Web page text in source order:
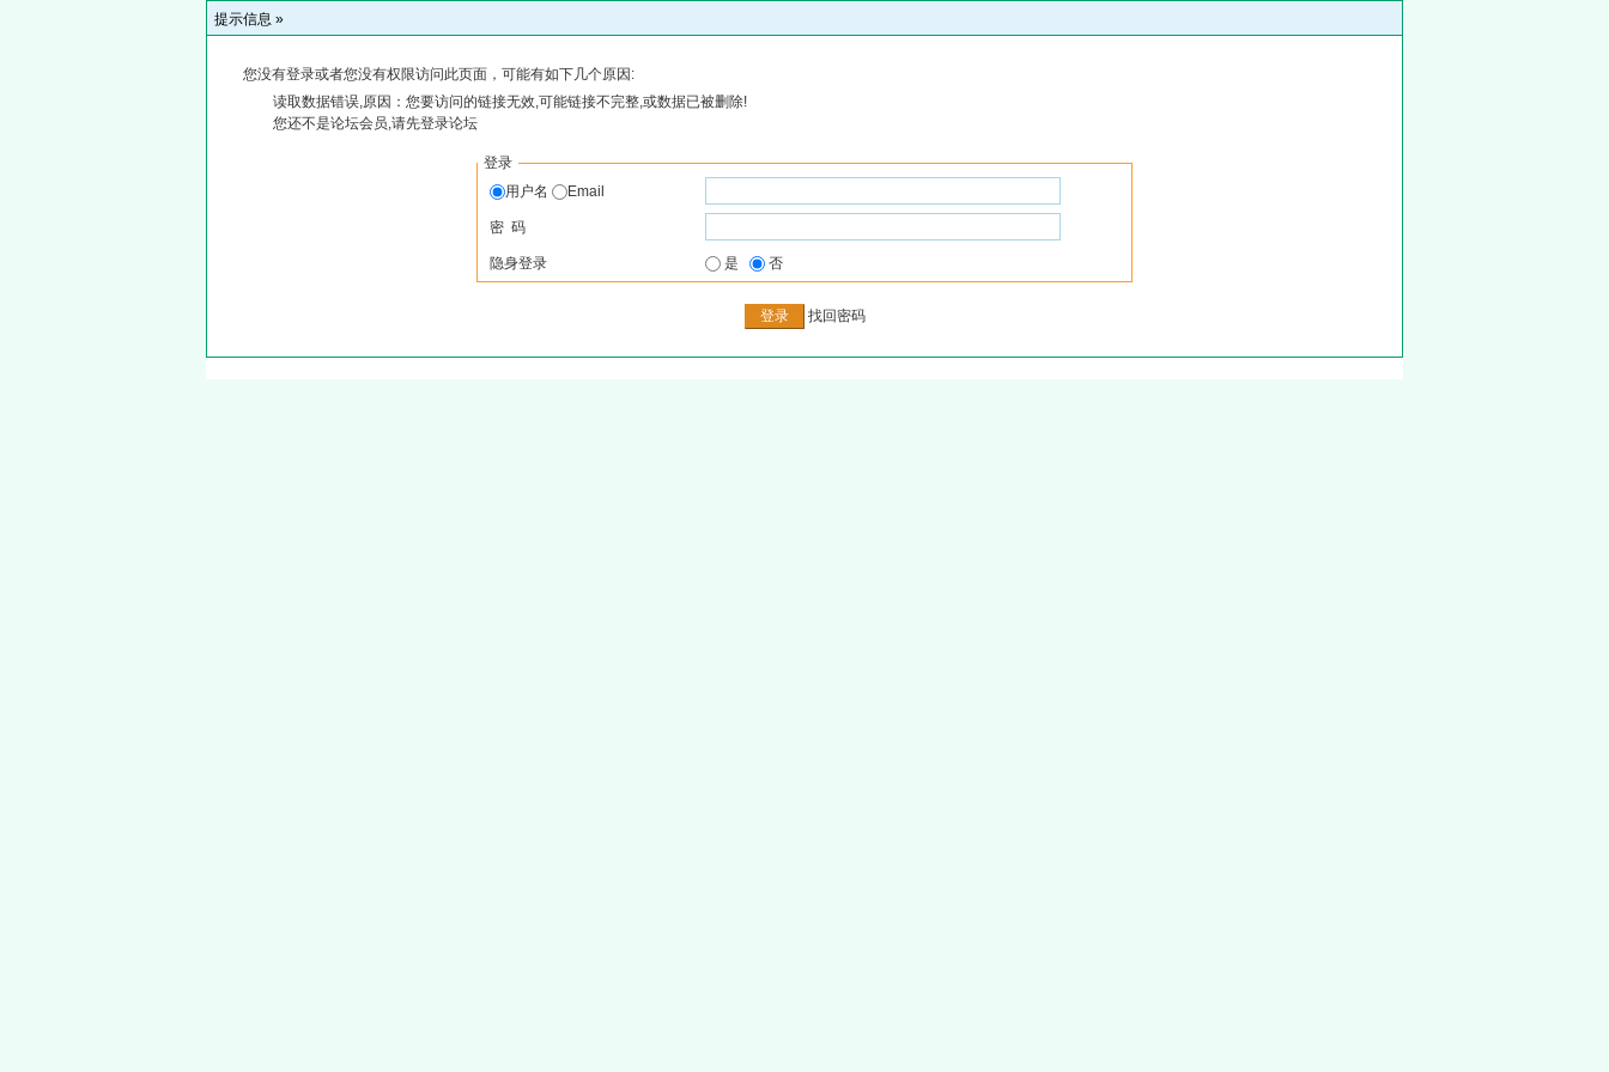
提示信息 »
您没有登录或者您没有权限访问此页面，可能有如下几个原因:
读取数据错误,原因：您要访问的链接无效,可能链接不完整,或数据已被删除!
您还不是论坛会员,请先登录论坛
登录
用户名
Email
密 码
隐身登录 是 否
找回密码